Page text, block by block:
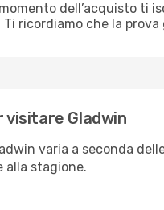
dell’acquisto ti
ricordiamo che la
visitare Gladwin
varia a seconda
alla stagione.